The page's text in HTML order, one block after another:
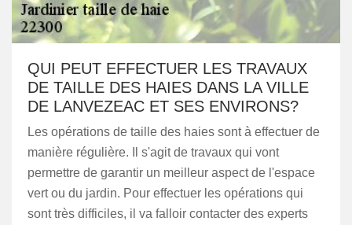
QUI PEUT EFFECTUER LES TRAVAUX
DE TAILLE DES HAIES DANS LA VILLE
DE LANVEZEAC ET SES ENVIRONS?
Les opérations de taille des haies sont à effectuer de
manière régulière. Il s'agit de travaux qui vont
permettre de garantir un meilleur aspect de l'espace
vert ou du jardin. Pour effectuer les opérations qui
sont très difficiles, il va falloir contacter des experts